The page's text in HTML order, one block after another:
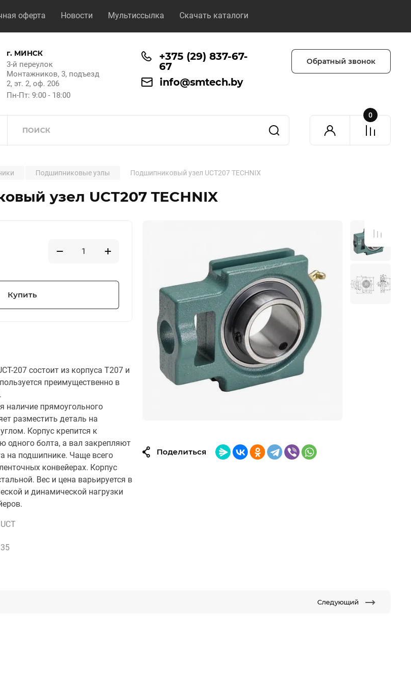
оферта Новости Мультиссылка Скачать каталоги
г. МИНСК
3-й переулок
Монтажников, 3, подъезд
2, эт. 2, оф. 206
Пн-Пт: 9:00 - 18:00
+375 (29) 837-67-
67
info@smtech.by
Обратный звонок
0
Подшипниковые узлы Подшипниковый узел UCT207 TECHNIX
узел UCT207 TECHNIX
Купить
207 состоит из корпуса T207 и
преимущественно в
наличие прямоугольного
разместить деталь на
Корпус крепится к
одного болта, а вал закрепляют
на подшипнике. Чаще всего
конвейерах. Корпус
Вес и цена варьируется в
и динамической нагрузки
UCT
35
Поделиться
Следующий